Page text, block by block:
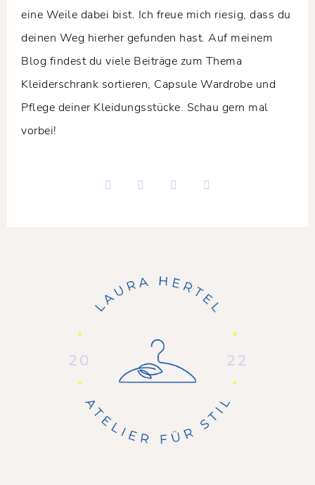
eine Weile dabei bist. Ich freue mich riesig, dass du
deinen Weg hierher gefunden hast. Auf meinem
Blog findest du viele Beiträge zum Thema
Kleiderschrank sortieren, Capsule Wardrobe und
Pflege deiner Kleidungsstücke. Schau gern mal
vorbei!